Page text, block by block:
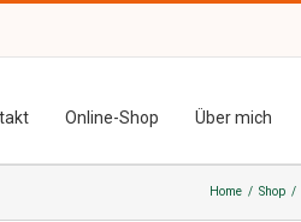
Online-Shop Über mich
Home / Shop /